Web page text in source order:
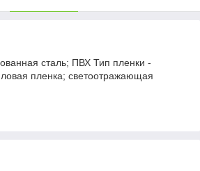
сталь; ПВХ Тип пленки -
пленка; светоотражающая